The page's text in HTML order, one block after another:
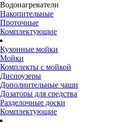
Водонагреватели
Накопительные
Проточные
Комплектующие
Кухонные мойки
Мойки
Комплекты с мойкой
Диспоузеры
Дополнительные чаши
Дозаторы для средства
Разделочные доски
Комплектующие